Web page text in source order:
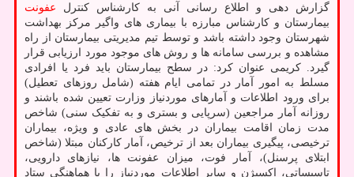
گزارش دهی و اطلاع رسانی آنی به کارشناس کنترل عفونت
بیمارستان و کارشناس مبارزه با بیماری های واگیر مرکز بهداشت
شهرستان وجود داشته باشد و توسط تیم مدیریتی بیمارستان از راه
مشاهده و بررسی سامانه ها و روش های موجود مورد ارزیابی قرار
گیرد. کریمی عنوان کرد: در سطح بیمارستان باید فرد یا افرادی
مسلط به امور آمار در تمامی ایام هفته (شامل روزهای تعطیل)
برای ورود اطلاعات و آمارهای موردنیاز وزارت تعیین شده باشند و
روزانه آمار مراجعین (سرپایی و بستری و به تفکیک سنی) شاخص
مدت زمان اقامت بیماران در بخش های عادی و ویژه، بیماران
ترخیصی، پیگیری بیماران بعد از ترخیص، آمار کارکنان مبتلا (شاخص
ابتلای پرسنل)، آمار فوت، میزان عفونت ها، نیازهای دارویی،
تاسیساتی، اکسیژن و سایر اطلاعات موردنیاز را با هماهنگی ستاد